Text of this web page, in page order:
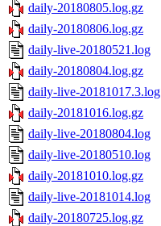
daily-20180805.log.gz
daily-20180806.log.gz
daily-live-20180521.log
daily-20180804.log.gz
daily-live-20181017.3.log
daily-20181016.log.gz
daily-live-20180804.log
daily-live-20180510.log
daily-20181010.log.gz
daily-live-20181014.log
daily-20180725.log.gz